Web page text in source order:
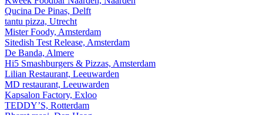
Qucina De Pinas, Delft
tantu pizza, Utrecht
Mister Foody, Amsterdam
Sitedish Test Release, Amsterdam
De Banda, Almere
Hi5 Smashburgers & Pizzas, Amsterdam
Lilian Restaurant, Leeuwarden
MD restaurant, Leeuwarden
Kapsalon Factory, Exloo
TEDDY’S, Rotterdam